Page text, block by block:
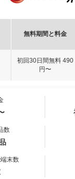
無料期間と料金
初回30日間無料 490
円〜
数
末数